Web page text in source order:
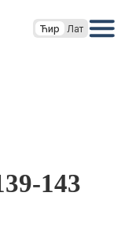
Ћир Лат
143